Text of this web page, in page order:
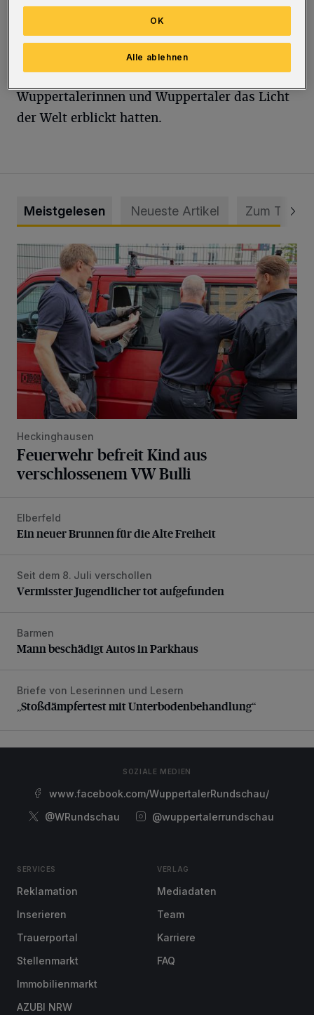
sich 1.368 Mal „getraut“) – und im
vergangenen Jahr sind in Wuppertal 3.500
Babys zur Welt gekommen. Das ist durchaus
ein Zuwachs gegenüber 2020, als 3.415 kleine
Wuppertalerinnen und Wuppertaler das Licht
der Welt erblickt hatten.
Meistgelesen Neueste Artikel Zum Thema
Feuerwehr befreit Kind aus verschlossenem VW Bulli
Heckinghausen
Feuerwehr befreit Kind aus
verschlossenem VW Bulli
Ein neuer Brunnen für die Alte Freiheit
Elberfeld
Ein neuer Brunnen für die Alte Freiheit
Vermisster Jugendlicher tot aufgefunden
Seit dem 8. Juli verschollen
Vermisster Jugendlicher tot aufgefunden
Mann beschädigt Autos in Parkhaus
Barmen
Mann beschädigt Autos in Parkhaus
„Stoßdämpfertest mit Unterbodenbehandlung“
Briefe von Leserinnen und Lesern
„Stoßdämpfertest mit Unterbodenbehandlung“
SOZIALE MEDIEN
www.facebook.com/WuppertalerRundschau/
@WRundschau
@wuppertalerrundschau
SERVICES
Reklamation
Inserieren
Trauerportal
Stellenmarkt
Immobilienmarkt
AZUBI NRW
VERLAG
Mediadaten
Team
Karriere
FAQ
Alle ablehnen
OK